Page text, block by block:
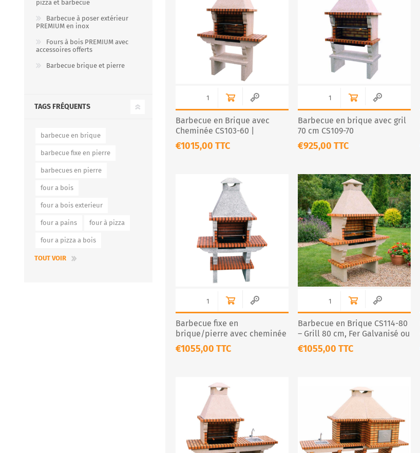
FOURS À PIZZA/PAIN AU
GAZ
Four à pizza au gaz FUMUS
Blanc 80, 100, 120
Four à pizza au gaz FUMUS
Noir 80, 100, 120
ACCESSOIRES POUR FOUR
Barbecue en Brique avec
Cheminée CS103-60 |
Compact & Robuste
€1015,00 TTC
Barbecue en brique avec gril
70 cm CS109-70
€925,00 TTC
Barbecue fixe en
brique/pierre avec cheminée
– Modèle CS111
€1055,00 TTC
Barbecue en Brique CS114-80
– Grill 80 cm, Fer Galvanisé ou
Inox
€1055,00 TTC
pizza et barbecue
Barbecue à poser extérieur
PREMIUM en inox
Fours à bois PREMIUM avec
accessoires offerts
Barbecue brique et pierre
TAGS FRÉQUENTS
barbecue en brique
barbecue fixe en pierre
barbecues en pierre
four a bois
four a bois exterieur
four a pains four à pizza
four a pizza a bois
TOUT VOIR